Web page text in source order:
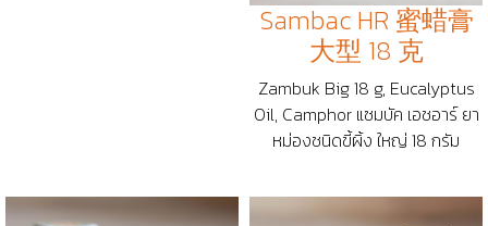
Sambac HR 蜜蜡膏
大型 18 克
Zambuk Big 18 g, Eucalyptus
Oil, Camphor แซมบัค เอชอาร์ ยา
หม่องชนิดขี้ผิ้ง ใหญ่ 18 กรัม